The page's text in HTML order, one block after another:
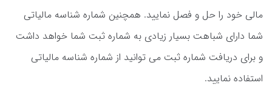
مالی خود را حل و فصل نمایید. همچنین شماره شناسه مالیاتی
شما دارای شباهت بسیار زیادی به شماره ثبت شما خواهد داشت
و برای دریافت شماره ثبت می توانید از شماره شناسه مالیاتی
استفاده نمایید.